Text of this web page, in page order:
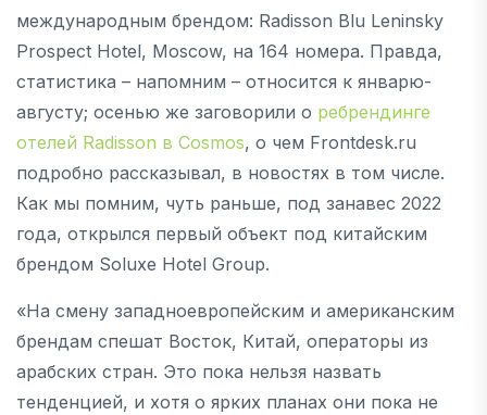
международным брендом: Radisson Blu Leninsky
Prospect Hotel, Moscow, на 164 номера. Правда,
статистика – напомним – относится к январю-
августу; осенью же заговорили о ребрендинге
отелей Radisson в Cosmos, о чем Frontdesk.ru
подробно рассказывал, в новостях в том числе.
Как мы помним, чуть раньше, под занавес 2022
года, открылся первый объект под китайским
брендом Soluxe Hotel Group.
«На смену западноевропейским и американским
брендам спешат Восток, Китай, операторы из
арабских стран. Это пока нельзя назвать
тенденцией, и хотя о ярких планах они пока не